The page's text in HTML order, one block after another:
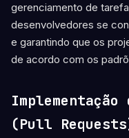
gerenciamento de
desenvolvedores se
e garantindo que os
de acordo com os
Implementação
(Pull